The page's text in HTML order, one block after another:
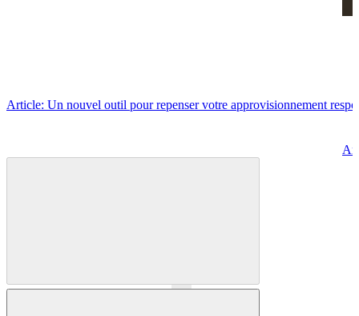
Article: Un nouvel outil pour repenser votre approvisionnement
Précédent